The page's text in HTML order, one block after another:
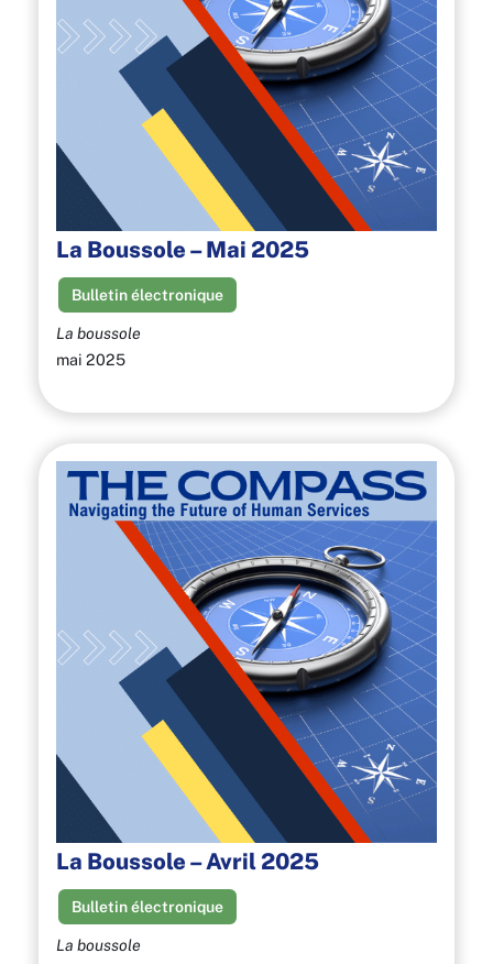
La Boussole – Mai 2025
Bulletin électronique
La boussole
mai 2025
La Boussole – Avril 2025
Bulletin électronique
La boussole